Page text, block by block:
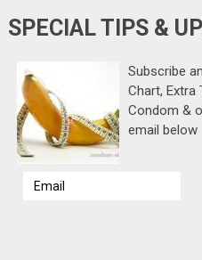
SPECIAL TIPS &
Subscribe
Chart, Extra
Condom &
email below